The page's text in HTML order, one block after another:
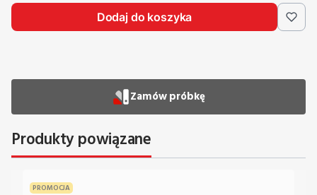
Dodaj do koszyka
Zamów próbkę
Produkty powiązane
PROMOCJA